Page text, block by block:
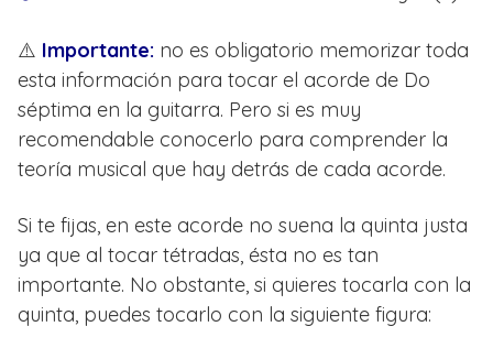
⚠️ Importante: no es obligatorio memorizar toda
esta información para tocar el acorde de Do
séptima en la guitarra. Pero si es muy
recomendable conocerlo para comprender la
teoría musical que hay detrás de cada acorde.
Si te fijas, en este acorde no suena la quinta justa
ya que al tocar tétradas, ésta no es tan
importante. No obstante, si quieres tocarla con la
quinta, puedes tocarlo con la siguiente figura: